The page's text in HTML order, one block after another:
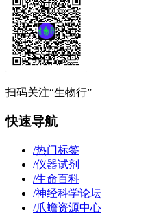
扫码关注“生物行”
快速导航
/热门标签
/仪器试剂
/生命百科
/神经科学论坛
/爪蟾资源中心